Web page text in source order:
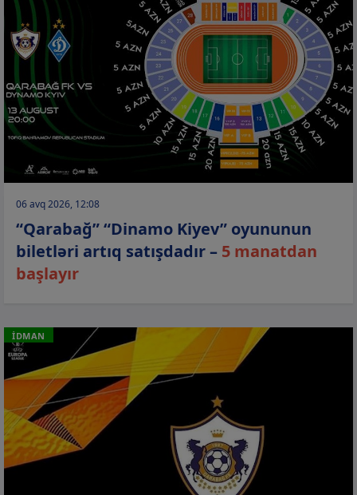
06 avq 2026, 12:08
“Qarabağ” “Dinamo Kiyev” oyununun
biletləri artıq satışdadır – 5 manatdan
başlayır
İDMAN